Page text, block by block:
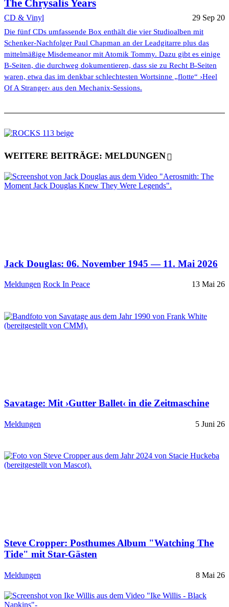
The Chrysalis Years
CD & Vinyl 29 Sep 20
Die fünf CDs umfassende Box enthält die vier Studioalben mit
Schenker-Nachfolger Paul Chapman an der Leadgitarre plus das
mittelmäßige Misdemeanor mit Atomik Tommy. Dazu gibt es einige
B-Seiten, die durchweg dokumentieren, dass sie zu Recht B-Seiten
waren, etwa das im denkbar schlechtesten Wortsinne „flotte“ ›Heel
Of A Stranger‹ aus den Mechanix-Sessions.
WEITERE BEITRÄGE: MELDUNGEN
Jack Douglas: 06. November 1945 — 11. Mai 2026
Meldungen Rock In Peace 13 Mai 26
Savatage: Mit ›Gutter Ballet‹ in die Zeitmaschine
Meldungen 5 Juni 26
Steve Cropper: Posthumes Album "Watching The
Tide" mit Star-Gästen
Meldungen 8 Mai 26